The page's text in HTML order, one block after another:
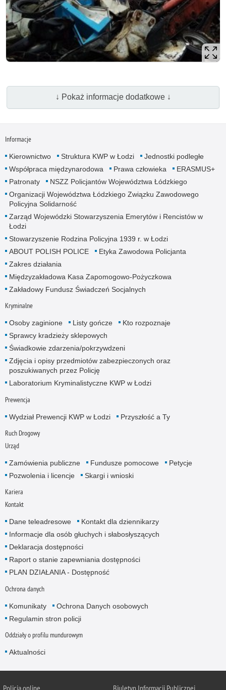
↓ Pokaż informacje dodatkowe ↓
Informacje
Kierownictwo Struktura KWP w Łodzi
Jednostki podległe
Współpraca międzynarodowa
Prawa człowieka
ERASMUS+
Patronaty
NSZZ Policjantów Województwa Łódzkiego
Organizacji Województwa Łódzkiego Związku Zawodowego
Policyjna Solidarność
Zarząd Wojewódzki Stowarzyszenia Emerytów i Rencistów w
Łodzi
Stowarzyszenie Rodzina Policyjna 1939 r. w Łodzi
ABOUT POLISH POLICE
Etyka Zawodowa Policjanta
Zakres działania
Międzyzakładowa Kasa Zapomogowo-Pożyczkowa
Zakładowy Fundusz Świadczeń Socjalnych
Kryminalne
Osoby zaginione Listy gończe
Kto rozpoznaje
Sprawcy kradzieży sklepowych
Świadkowie zdarzenia/pokrzywdzeni
Zdjęcia i opisy przedmiotów zabezpieczonych oraz
poszukiwanych przez Policję
Laboratorium Kryminalistyczne KWP w Łodzi
Prewencja
Wydział Prewencji KWP w Łodzi Przyszłość a Ty
Ruch Drogowy
Urząd
Zamówienia publiczne Fundusze pomocowe
Petycje
Pozwolenia i licencje
Skargi i wnioski
Kariera
Kontakt
Dane teleadresowe
Kontakt dla dziennikarzy
Informacje dla osób głuchych i słabosłyszących
Deklaracja dostępności
Raport o stanie zapewniania dostępności
PLAN DZIAŁANIA - Dostępność
Ochrona danych
Komunikaty
Ochrona Danych osobowych
Regulamin stron policji
Oddziały o profilu mundurowym
Aktualności